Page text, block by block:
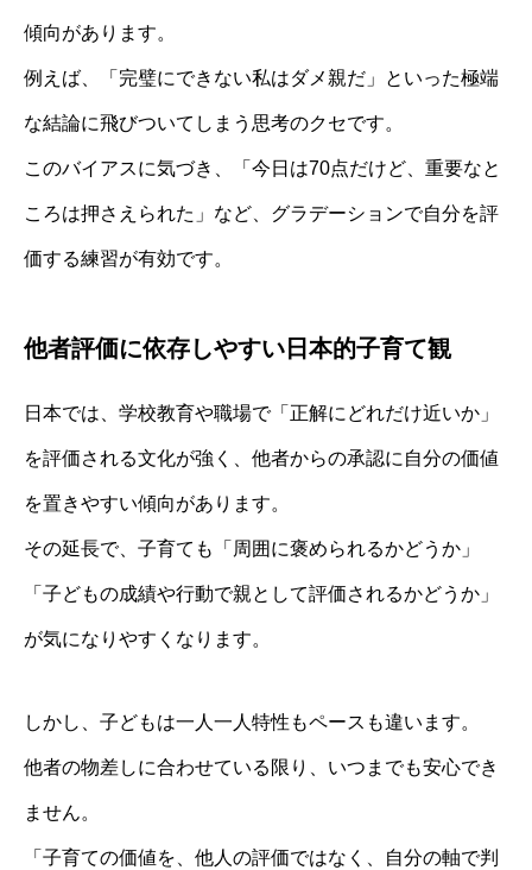
傾向があります。
例えば、「完璧にできない私はダメ親だ」といった極端
な結論に飛びついてしまう思考のクセです。
このバイアスに気づき、「今日は70点だけど、重要なと
ころは押さえられた」など、グラデーションで自分を評
価する練習が有効です。
他者評価に依存しやすい日本的子育て観
日本では、学校教育や職場で「正解にどれだけ近いか」
を評価される文化が強く、他者からの承認に自分の価値
を置きやすい傾向があります。
その延長で、子育ても「周囲に褒められるかどうか」
「子どもの成績や行動で親として評価されるかどうか」
が気になりやすくなります。
しかし、子どもは一人一人特性もペースも違います。
他者の物差しに合わせている限り、いつまでも安心でき
ません。
「子育ての価値を、他人の評価ではなく、自分の軸で判